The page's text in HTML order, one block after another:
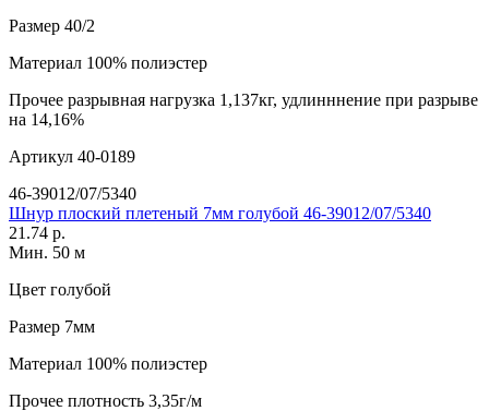
Размер 40/2
Материал 100% полиэстер
Прочее разрывная нагрузка 1,137кг, удлинннение при разрыве
на 14,16%
Артикул 40-0189
46-39012/07/5340
Шнур плоский плетеный 7мм голубой 46-39012/07/5340
21.74 р.
Мин. 50 м
Цвет голубой
Размер 7мм
Материал 100% полиэстер
Прочее плотность 3,35г/м